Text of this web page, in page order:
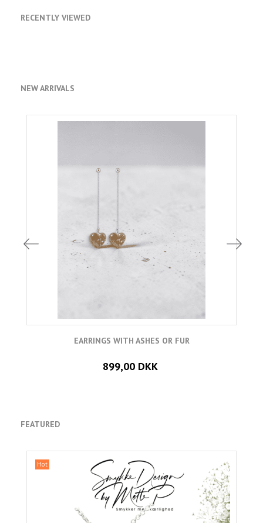
RECENTLY VIEWED
NEW ARRIVALS
EARRINGS WITH ASHES OR FUR
899,00 DKK
FEATURED
Hot